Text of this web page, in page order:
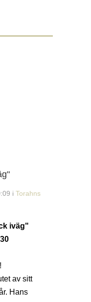
i Torahns
iväg"
av sitt
Hans